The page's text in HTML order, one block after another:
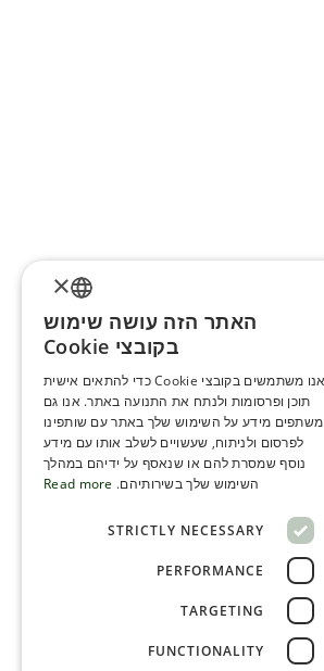
ENGLISH
SERBIA
HEBREW
RUSSIAN
SERBIAN-2
×
האתר הזה עושה שימוש
בקובצי Cookie
אנו משתמשים בקובצי Cookie כדי להתאים אישית
תוכן ופרסומות ולנתח את התנועה באתר. אנו גם
משתפים מידע על השימוש שלך באתר עם שותפינו
לפרסום ולניתוח, שעשויים לשלב אותו עם מידע
נוסף שמסרת להם או שנאסף על ידיהם במהלך
השימוש שלך בשירותיהם. Read more
STRICTLY NECESSARY
PERFORMANCE
TARGETING
FUNCTIONALITY